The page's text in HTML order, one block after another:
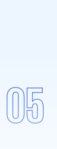
05